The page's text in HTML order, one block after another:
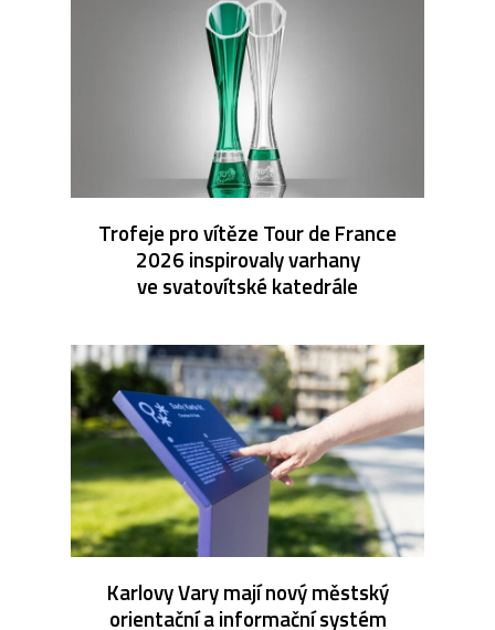
Trofeje pro vítěze Tour de France
2026 inspirovaly varhany
ve svatovítské katedrále
Karlovy Vary mají nový městský
orientační a informační systém